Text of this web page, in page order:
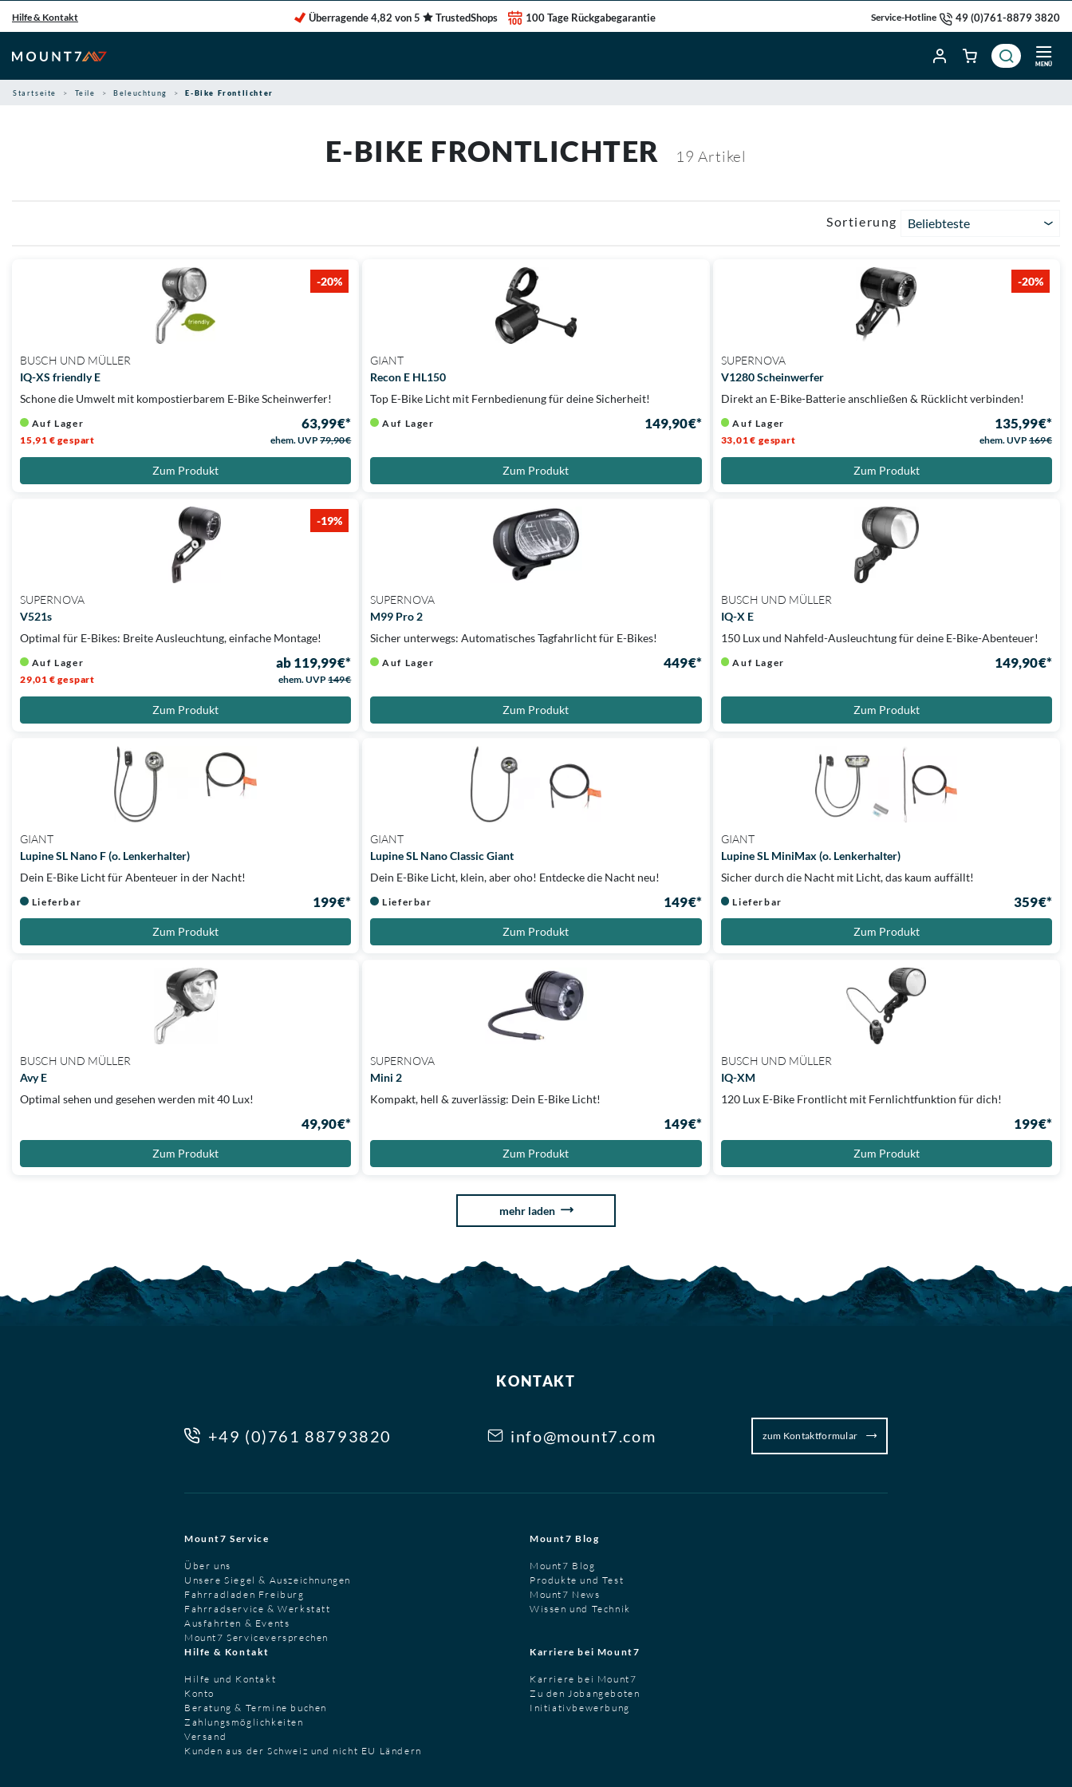
Inhalt
springen
Hilfe & Kontakt Überragende 4,82 von 5 TrustedShops 100 Tage Rückgabegarantie Service-Hotline 49 (0)761-8879 3820
MENÜ
Startseite Teile Beleuchtung E-Bike Frontlichter
E-BIKE FRONTLICHTER 19 Artikel
Sortierung Beliebteste
-20%
BUSCH UND MÜLLER
IQ-XS friendly E
Schone die Umwelt mit kompostierbarem E-Bike Scheinwerfer!
Auf Lager 63,99 €*
15,91 € gespart ehem. UVP79,90 €
Zum Produkt
GIANT
Recon E HL150
Top E-Bike Licht mit Fernbedienung für deine Sicherheit!
Auf Lager 149,90 €*
Zum Produkt
-20%
SUPERNOVA
V1280 Scheinwerfer
Direkt an E-Bike-Batterie anschließen & Rücklicht verbinden!
Auf Lager 135,99 €*
33,01 € gespart ehem. UVP 169 €
Zum Produkt
-19%
SUPERNOVA
V521s
Optimal für E-Bikes: Breite Ausleuchtung, einfache Montage!
Auf Lager ab 119,99 €*
29,01 € gespart ehem. UVP149 €
Zum Produkt
SUPERNOVA
M99 Pro 2
Sicher unterwegs: Automatisches Tagfahrlicht für E-Bikes!
Auf Lager 449 €*
Zum Produkt
BUSCH UND MÜLLER
IQ-X E
150 Lux und Nahfeld-Ausleuchtung für deine E-Bike-Abenteuer!
Auf Lager 149,90 €*
Zum Produkt
GIANT
Lupine SL Nano F (o. Lenkerhalter)
Dein E-Bike Licht für Abenteuer in der Nacht!
Lieferbar 199 €*
Zum Produkt
GIANT
Lupine SL Nano Classic Giant
Dein E-Bike Licht, klein, aber oho! Entdecke die Nacht neu!
Lieferbar 149 €*
Zum Produkt
GIANT
Lupine SL MiniMax (o. Lenkerhalter)
Sicher durch die Nacht mit Licht, das kaum auffällt!
Lieferbar 359 €*
Zum Produkt
BUSCH UND MÜLLER
Avy E
Optimal sehen und gesehen werden mit 40 Lux!
49,90 €*
Zum Produkt
SUPERNOVA
Mini 2
Kompakt, hell & zuverlässig: Dein E-Bike Licht!
149 €*
Zum Produkt
BUSCH UND MÜLLER
IQ-XM
120 Lux E-Bike Frontlicht mit Fernlichtfunktion für dich!
199 €*
Zum Produkt
mehr laden
KONTAKT
+49 (0)761 88793820 info@mount7.com zum Kontaktformular
Mount7 Service
Über uns
Unsere Siegel & Auszeichnungen
Fahrradladen Freiburg
Fahrradservice & Werkstatt
Ausfahrten & Events
Mount7 Serviceversprechen
Mount7 Blog
Mount7 Blog
Produkte und Test
Mount7 News
Wissen und Technik
Hilfe & Kontakt
Hilfe und Kontakt
Konto
Beratung & Termine buchen
Zahlungsmöglichkeiten
Versand
Kunden aus der Schweiz und nicht EU Ländern
Karriere bei Mount7
Karriere bei Mount7
Zu den Jobangeboten
Initiativbewerbung